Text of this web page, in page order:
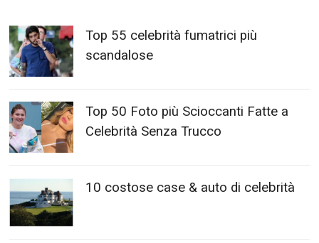
Top 55 celebrità fumatrici più
scandalose
Top 50 Foto più Scioccanti Fatte a
Celebrità Senza Trucco
10 costose case & auto di celebrità